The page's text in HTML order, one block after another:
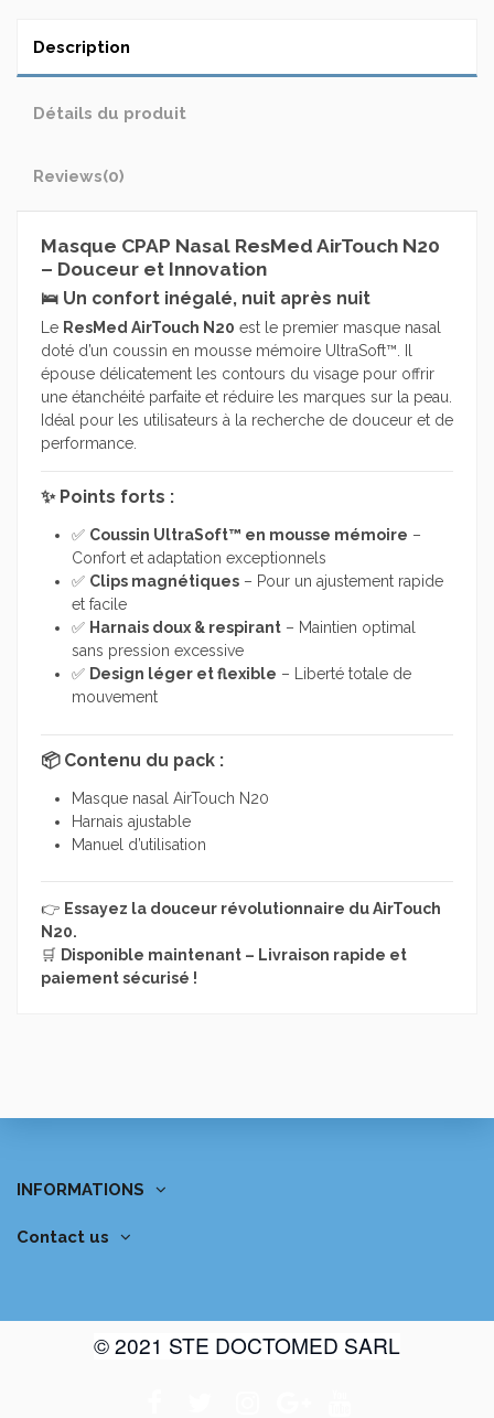
Description
Détails du produit
Reviews(0)
Masque CPAP Nasal ResMed AirTouch N20
– Douceur et Innovation
🛌 Un confort inégalé, nuit après nuit
Le ResMed AirTouch N20 est le premier masque nasal
doté d’un coussin en mousse mémoire UltraSoft™. Il
épouse délicatement les contours du visage pour offrir
une étanchéité parfaite et réduire les marques sur la peau.
Idéal pour les utilisateurs à la recherche de douceur et de
performance.
✨ Points forts :
✅ Coussin UltraSoft™ en mousse mémoire –
Confort et adaptation exceptionnels
✅ Clips magnétiques – Pour un ajustement rapide
et facile
✅ Harnais doux & respirant – Maintien optimal
sans pression excessive
✅ Design léger et flexible – Liberté totale de
mouvement
📦 Contenu du pack :
Masque nasal AirTouch N20
Harnais ajustable
Manuel d’utilisation
👉 Essayez la douceur révolutionnaire du AirTouch
N20.
🛒 Disponible maintenant – Livraison rapide et
paiement sécurisé !
INFORMATIONS
Contact us
© 2021 STE DOCTOMED SARL